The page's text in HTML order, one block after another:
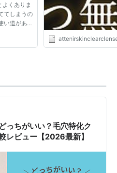
くありま
てしまうの
い道がある
っちがいい？毛穴特化ク
レビュー【2026最新】